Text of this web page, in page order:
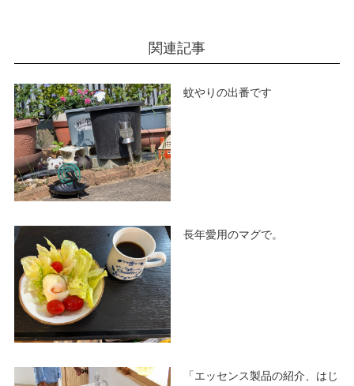
関連記事
蚊やりの出番です
長年愛用のマグで。
「エッセンス製品の紹介、はじ